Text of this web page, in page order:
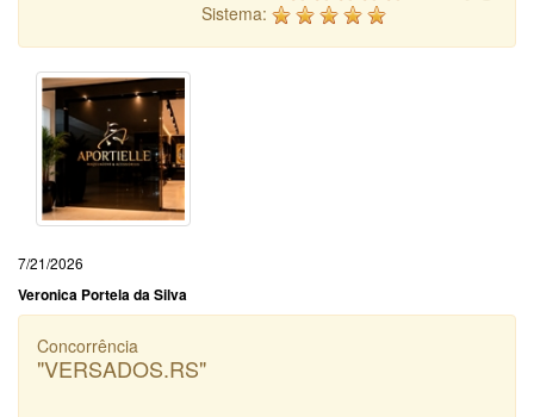
Sistema:
7/21/2026
Veronica Portela da Silva
Concorrência
"VERSADOS.RS"